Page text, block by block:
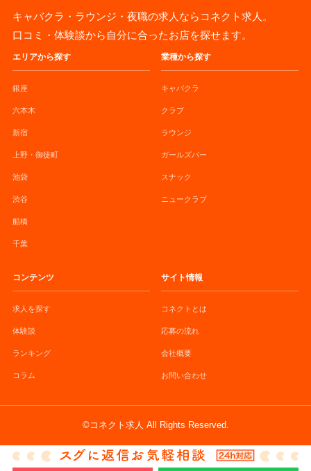
キャバクラ・ラウンジ・夜職の求人ならコネクト求人。
口コミ・体験談から自分に合ったお店を探せます。
エリアから探す
銀座
六本木
新宿
上野・御徒町
池袋
渋谷
船橋
千葉
業種から探す
キャバクラ
クラブ
ラウンジ
ガールズバー
スナック
ニュークラブ
コンテンツ
求人を探す
体験談
ランキング
コラム
サイト情報
コネクトとは
応募の流れ
会社概要
お問い合わせ
©コネクト求人 All Rights Reserved.